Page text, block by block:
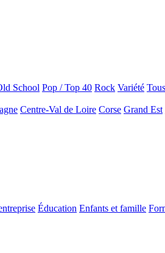
School Pop / Top 40 Rock Variété Tous
Centre-Val de Loire Corse Grand Est
Éducation Enfants et famille